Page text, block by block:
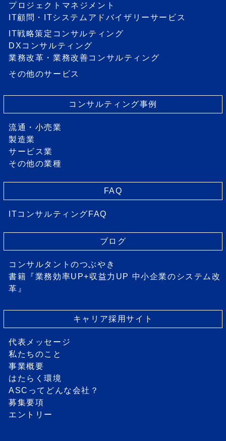
プロジェクトマネジメント
IT顧問・ITシステムアドバイザリーサービス
IT戦略策定コンサルティング
DXコンサルティング
業務改革・業務改善コンサルティング
その他のサービス
コンサルティング事例
流通・小売業
製造業
サービス業
その他の業種
FAQ
ITコンサルティングFAQ
ブログ
コンサルタントのつぶやき
書籍『業務効率UP+収益力UP 中小企業のシステム改
革』
キャリア採用サイト
代表メッセージ
私たちのこと
事業概要
はたらく環境
ASCってどんな会社？
募集要項
エントリー